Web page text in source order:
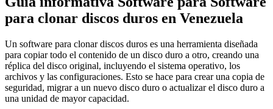
para clonar discos duros en Venezuela
Un software para clonar discos duros es una herramienta diseñada
para copiar todo el contenido de un disco duro a otro, creando una
réplica del disco original, incluyendo el sistema operativo, los
archivos y las configuraciones. Esto se hace para crear una copia de
seguridad, migrar a un nuevo disco duro o actualizar el disco duro a
una unidad de mayor capacidad.